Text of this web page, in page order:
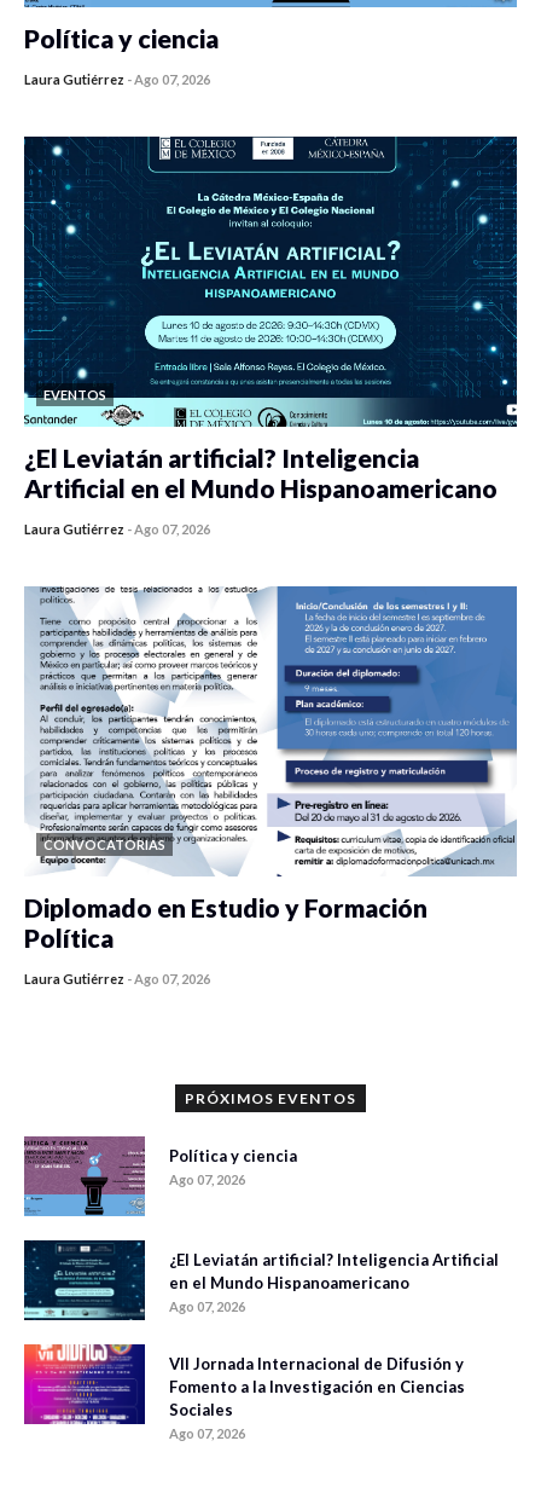
Política y ciencia
Laura Gutiérrez -Ago 07, 2026
EVENTOS
¿El Leviatán artificial? Inteligencia
Artificial en el Mundo Hispanoamericano
Laura Gutiérrez -Ago 07, 2026
CONVOCATORIAS
Diplomado en Estudio y Formación
Política
Laura Gutiérrez -Ago 07, 2026
PRÓXIMOS EVENTOS
Política y ciencia
Ago 07, 2026
¿El Leviatán artificial? Inteligencia Artificial
en el Mundo Hispanoamericano
Ago 07, 2026
VII Jornada Internacional de Difusión y
Fomento a la Investigación en Ciencias
Sociales
Ago 07, 2026